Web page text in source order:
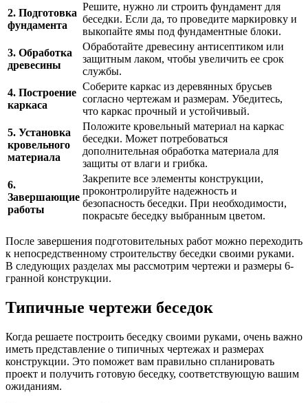
2. Подготовка
фундамента
Решите, нужно ли строить фундамент для
беседки. Если да, то проведите маркировку и
выкопайте ямы под фундаментные блоки.
3. Обработка
древесины
Обработайте древесину антисептиком или
защитным лаком, чтобы увеличить ее срок
службы.
4. Построение
каркаса
Соберите каркас из деревянных брусьев
согласно чертежам и размерам. Убедитесь,
что каркас прочный и устойчивый.
5. Установка
кровельного
материала
Положите кровельный материал на каркас
беседки. Может потребоваться
дополнительная обработка материала для
защиты от влаги и грибка.
6.
Завершающие
работы
Закрепите все элементы конструкции,
проконтролируйте надежность и
безопасность беседки. При необходимости,
покрасьте беседку выбранным цветом.
После завершения подготовительных работ можно переходить
к непосредственному строительству беседки своими руками.
В следующих разделах мы рассмотрим чертежи и размеры 6-
гранной конструкции.
Типичные чертежи беседок
Когда решаете построить беседку своими руками, очень важно
иметь представление о типичных чертежах и размерах
конструкции. Это поможет вам правильно спланировать
проект и получить готовую беседку, соответствующую вашим
ожиданиям.